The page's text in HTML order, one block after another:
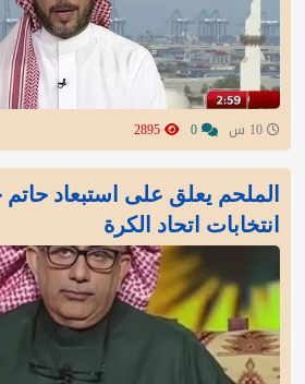
الملحم يعلق على استبعاد
انتخابات اتحاد الكرة